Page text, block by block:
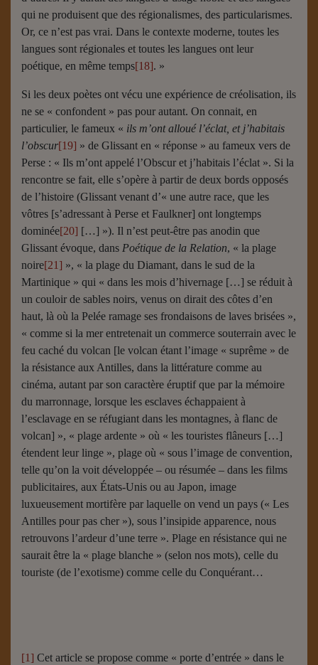
qui ne produisent que des régionalismes, des particularismes.
Or, ce n’est pas vrai. Dans le contexte moderne, toutes les
langues sont régionales et toutes les langues ont leur
poétique, en même temps[18]. »
Si les deux poètes ont vécu une expérience de créolisation, ils
ne se « confondent » pas pour autant. On connait, en
particulier, le fameux « ils m’ont alloué l’éclat, et j’habitais
l’obscur[19] » de Glissant en « réponse » au fameux vers de
Perse : « Ils m’ont appelé l’Obscur et j’habitais l’éclat ». Si la
rencontre se fait, elle s’opère à partir de deux bords opposés
de l’histoire (Glissant venant d’« une autre race, que les
vôtres [s’adressant à Perse et Faulkner] ont longtemps
dominée[20] […] »). Il n’est peut-être pas anodin que
Glissant évoque, dans Poétique de la Relation, « la plage
noire[21] », « la plage du Diamant, dans le sud de la
Martinique » qui « dans les mois d’hivernage […] se réduit à
un couloir de sables noirs, venus on dirait des côtes d’en
haut, là où la Pelée ramage ses frondaisons de laves brisées »,
« comme si la mer entretenait un commerce souterrain avec le
feu caché du volcan [le volcan étant l’image « suprême » de
la résistance aux Antilles, dans la littérature comme au
cinéma, autant par son caractère éruptif que par la mémoire
du marronnage, lorsque les esclaves échappaient à
l’esclavage en se réfugiant dans les montagnes, à flanc de
volcan] », « plage ardente » où « les touristes flâneurs […]
étendent leur linge », plage où « sous l’image de convention,
telle qu’on la voit développée – ou résumée – dans les films
publicitaires, aux États-Unis ou au Japon, image
luxueusement mortifère par laquelle on vend un pays (« Les
Antilles pour pas cher »), sous l’insipide apparence, nous
retrouvons l’ardeur d’une terre ». Plage en résistance qui ne
saurait être la « plage blanche » (selon nos mots), celle du
touriste (de l’exotisme) comme celle du Conquérant…
[1] Cet article se propose comme « porte d’entrée » dans le